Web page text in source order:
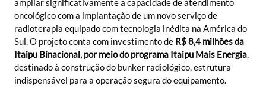
ampliar significativamente a capacidade de atendimento
oncológico com a implantação de um novo serviço de
radioterapia equipado com tecnologia inédita na América do
Sul. O projeto conta com investimento de R$ 8,4 milhões da
Itaipu Binacional, por meio do programa Itaipu Mais Energia,
destinado à construção do bunker radiológico, estrutura
indispensável para a operação segura do equipamento.